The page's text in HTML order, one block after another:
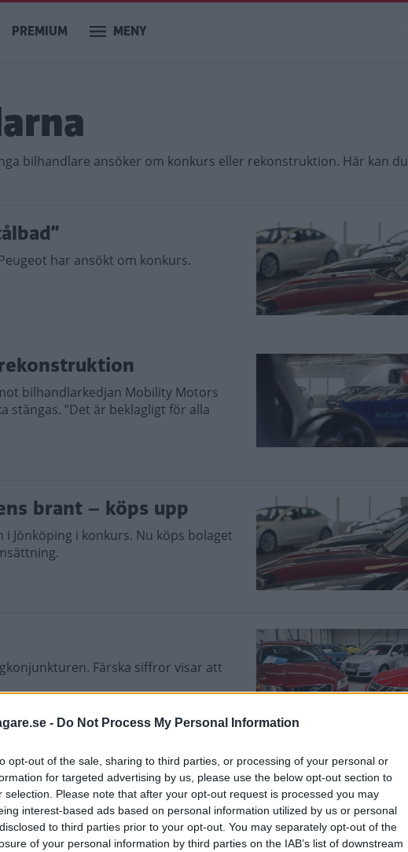
- Do Not Process My Personal Information
opt-out of the sale, sharing to third parties, or processing of your personal or
for targeted advertising by us, please use the below opt-out section to
selection. Please note that after your opt-out request is processed you may
interest-based ads based on personal information utilized by us or personal
to third parties prior to your opt-out. You may separately opt-out of the
of your personal information by third parties on the IAB’s list of downstream
PREMIUM MENY
bilhandlare ansöker om konkurs eller rekonstruktion. Här kan du
har ansökt om konkurs.
bilhandlarkedjan Mobility Motors
stängas. ”Det är beklagligt för alla
brant – köps upp
Jönköping i konkurs. Nu köps bolaget
Färska siffror visar att
har nått sitt slut”
Abarth, Fiat, Alfa Romeo, Jeep,